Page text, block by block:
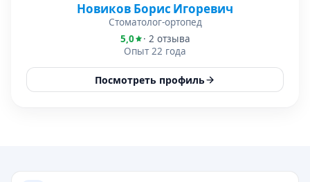
Новиков Борис Игоревич
Стоматолог-ортопед
5,0
· 2 отзыва
Опыт 22 года
Посмотреть профиль